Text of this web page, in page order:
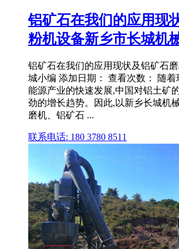
铝矿石在我们的应用现
粉机设备新乡市长城机
铝矿石在我们的应用现状及铝矿石
城小编 添加日期： 查看次数： 随
能源产业的快速发展,中国对铝土矿
劲的增长趋势。因此,以新乡长城机
磨机、铝矿石 ...
联系电话: 180 3780 8511